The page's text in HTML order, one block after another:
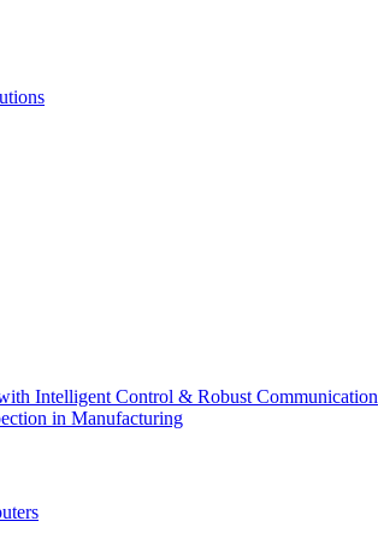
Intelligent Control & Robust Communication
in Manufacturing